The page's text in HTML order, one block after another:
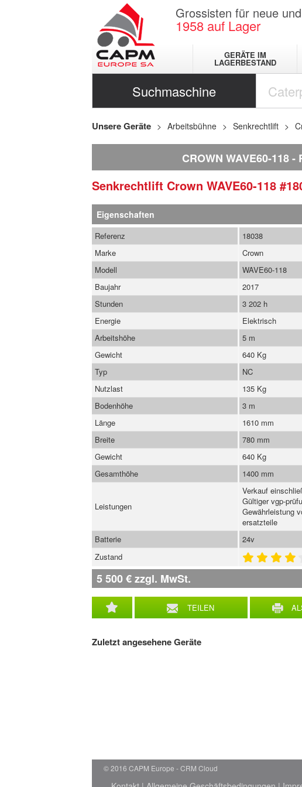
Grossisten für neue
1958 auf Lager
GERÄTE IM
LAGERBESTAND
Suchmaschine
Unsere Geräte Arbeitsbühne Senkrechtlift
CROWN WAVE60-118
Senkrechtlift Crown WAVE60-118
Eigenschaften
TEILEN
Referenz
18038
Marke
Crown
Modell
WAVE60-118
Baujahr
2017
Stunden
3 202 h
Energie
Elektrisch
Arbeitshöhe
5 m
Gewicht
640 Kg
Typ
NC
Nutzlast
135 Kg
Bodenhöhe
3 m
Länge
1610 mm
Breite
780 mm
Gewicht
640 Kg
Gesamthöhe
1400 mm
Leistungen
Verkauf
Gültiger vgp-
Gewährleistung
ersatzteile
Batterie
24v
Zustand
5 500€zzgl. MwSt.
Zuletzt angesehene Geräte
© 2016 CAPM Europe CRM Cloud